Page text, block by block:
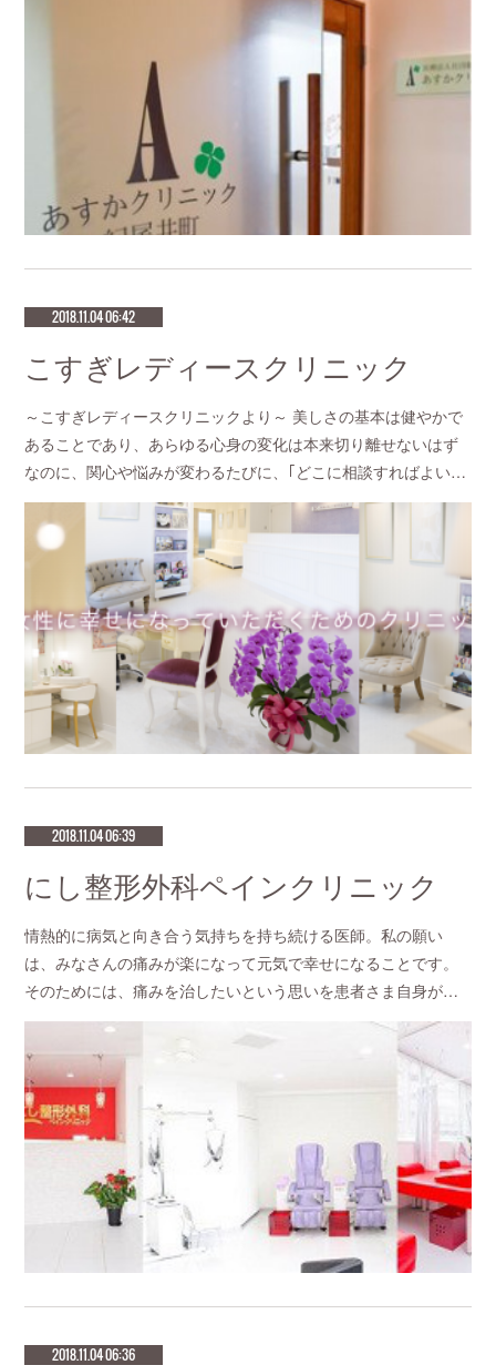
2018.11.04 06:42
こすぎレディースクリニック
～こすぎレディースクリニックより～ 美しさの基本は健やかで
あることであり、あらゆる心身の変化は本来切り離せないはず
なのに、関心や悩みが変わるたびに、｢どこに相談すればよい…
2018.11.04 06:39
にし整形外科ペインクリニック
情熱的に病気と向き合う気持ちを持ち続ける医師。私の願い
は、みなさんの痛みが楽になって元気で幸せになることです。
そのためには、痛みを治したいという思いを患者さま自身が…
2018.11.04 06:36